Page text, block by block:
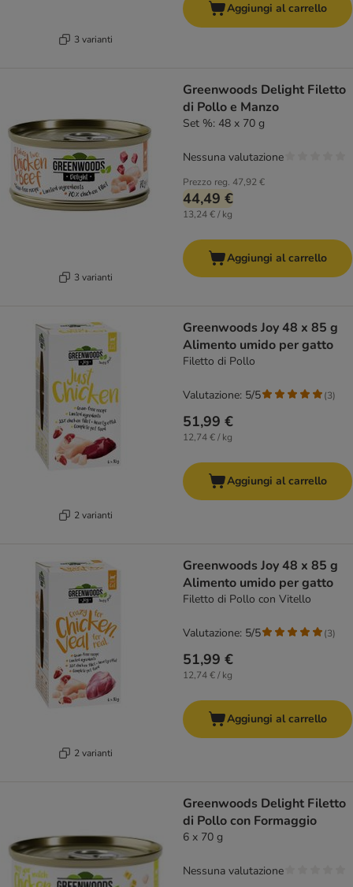
3 varianti
Aggiungi al carrello
3 varianti
Greenwoods Delight Filetto
di Pollo e Manzo
Set %: 48 x 70 g
Prezzo reg. 47,92 €
44,49 €
13,24 € / kg
Nessuna valutazione
Aggiungi al carrello
2 varianti
Greenwoods Joy 48 x 85 g
Alimento umido per gatto
Filetto di Pollo
51,99 €
12,74 € / kg
Valutazione: 5/5 (3)
Aggiungi al carrello
2 varianti
Greenwoods Joy 48 x 85 g
Alimento umido per gatto
Filetto di Pollo con Vitello
51,99 €
12,74 € / kg
Valutazione: 5/5 (3)
Aggiungi al carrello
Greenwoods Delight Filetto
di Pollo con Formaggio
6 x 70 g
Nessuna valutazione